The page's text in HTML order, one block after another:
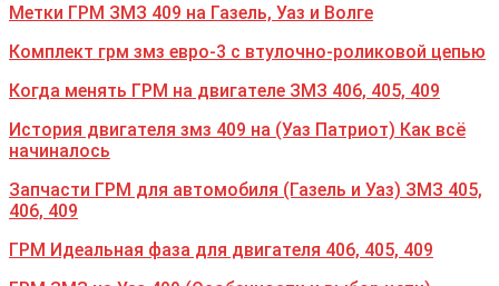
Метки ГРМ ЗМЗ 409 на Газель, Уаз и Волге
Комплект грм змз евро-3 с втулочно-роликовой цепью
Когда менять ГРМ на двигателе ЗМЗ 406, 405, 409
История двигателя змз 409 на (Уаз Патриот) Как всё
начиналось
Запчасти ГРМ для автомобиля (Газель и Уаз) ЗМЗ 405,
406, 409
ГРМ Идеальная фаза для двигателя 406, 405, 409